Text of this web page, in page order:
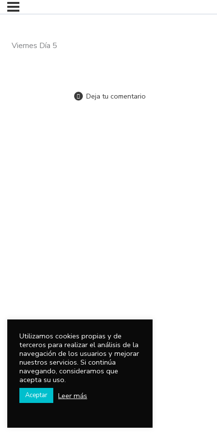
Viernes Día 5
Deja tu comentario
Utilizamos cookies propias y de
terceros para realizar el análisis de la
navegación de los usuarios y mejorar
nuestros servicios. Si continúa
navegando, consideramos que
acepta su uso.
Aceptar Leer más